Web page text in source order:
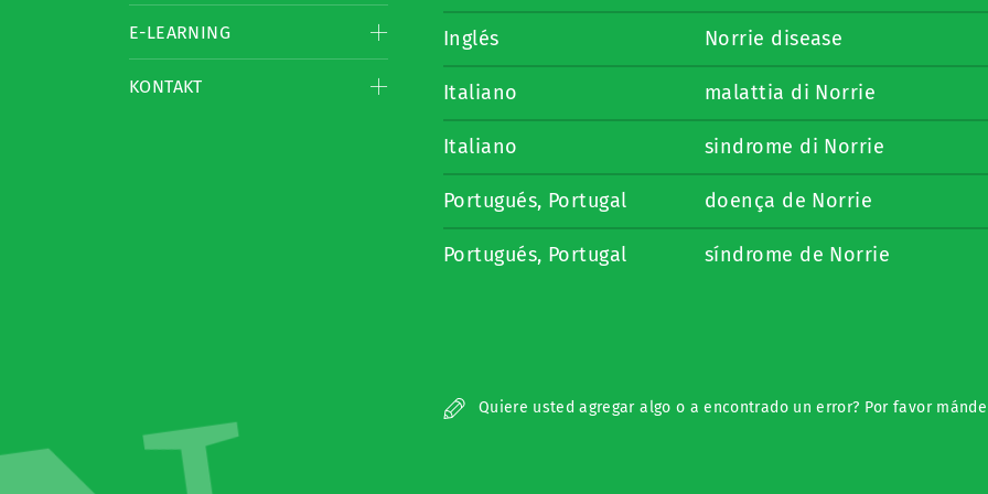
E-LEARNING
KONTAKT
Inglés Norrie disease
Italiano malattia di Norrie
Italiano sindrome di Norrie
Portugués, Portugal doença de Norrie
Portugués, Portugal síndrome de Norrie
Quiere usted agregar algo o a encontrado un error? Por favor